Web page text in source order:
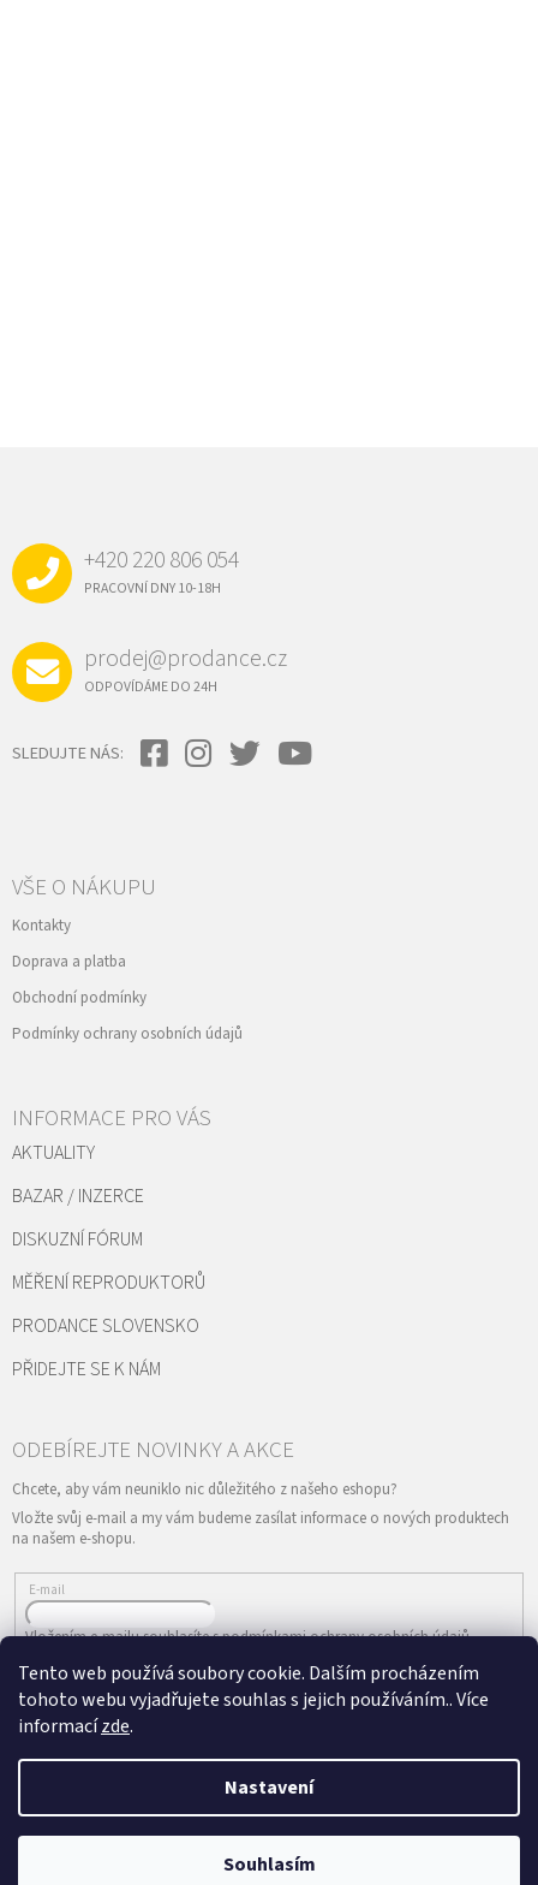
Tento web používá soubory cookie. Dalším procházením
tohoto webu vyjadřujete souhlas s jejich používáním.. Více
informacízde.
Nastavení
Souhlasím
+420 220 806 054
PRACOVNÍ DNY 10-18H
prodej@prodance.cz
ODPOVÍDÁME DO 24H
SLEDUJTE NÁS:
VŠE O NÁKUPU
Kontakty
Doprava a platba
Obchodní podmínky
Podmínky ochrany osobních údajů
INFORMACE PRO VÁS
AKTUALITY
BAZAR / INZERCE
DISKUZNÍ FÓRUM
MĚŘENÍ REPRODUKTORŮ
PRODANCE SLOVENSKO
PŘIDEJTE SE K NÁM
Vložte svůj e-mail a my vám budeme zasílat informace o nových produktech
na našem e-shopu.
E-mail
Vložením e-mailu souhlasíte spodmínkami ochrany osobních údajů
PŘIHLÁSIT SE
vyhrazena.